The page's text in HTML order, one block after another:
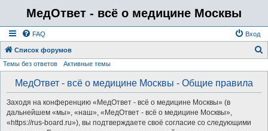
МедОтвет - всё о медицине Москвы
FAQ Вход
Список форумов
Темы без ответов Активные темы
МедОтвет - всё о медицине Москвы - Общие правила
Заходя на конференцию «МедОтвет - всё о медицине Москвы» (в
дальнейшем «мы», «наш», «МедОтвет - всё о медицине Москвы»,
«https://rus-board.ru»), вы подтверждаете своё согласие со следующими